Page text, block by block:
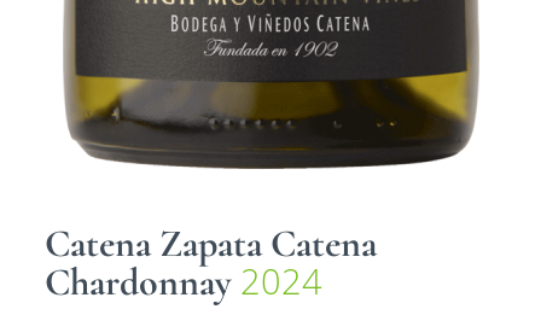
Catena Zapata Catena
Chardonnay 2024